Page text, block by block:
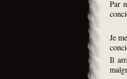
Par
Je
Il